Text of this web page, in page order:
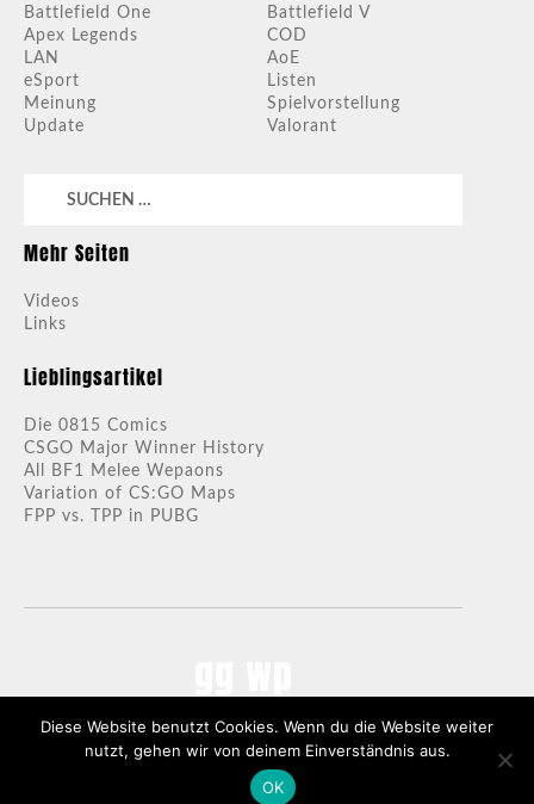
Battlefield One
Battlefield V
Apex Legends
COD
LAN
AoE
eSport
Listen
Meinung
Spielvorstellung
Update
Valorant
Mehr Seiten
Videos
Links
Lieblingsartikel
Die 0815 Comics
CSGO Major Winner History
All BF1 Melee Wepaons
Variation of CS:GO Maps
FPP vs. TPP in PUBG
MADE IN BREMEN, GERMANY
Diese Website benutzt Cookies. Wenn du die Website weiter
nutzt, gehen wir von deinem Einverständnis aus.
OK